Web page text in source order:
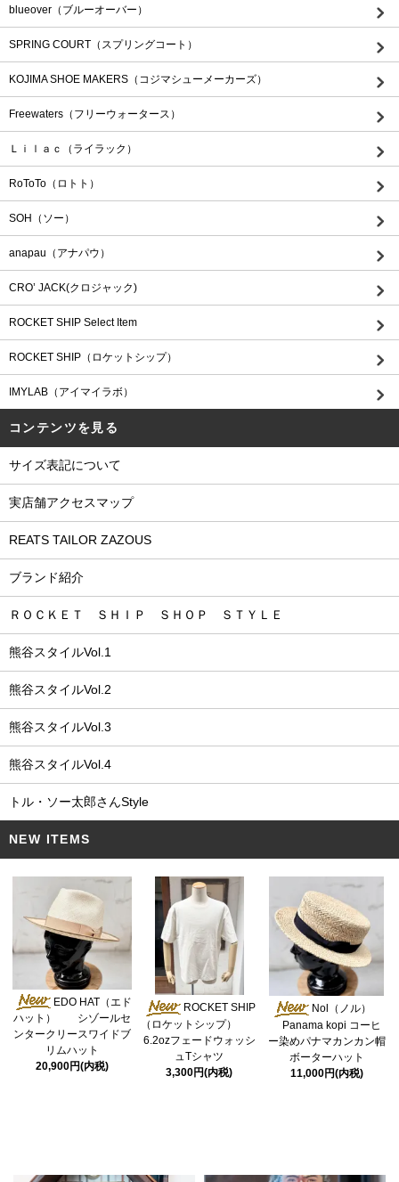
blueover（ブルーオーバー）
SPRING COURT（スプリングコート）
KOJIMA SHOE MAKERS（コジマシューメーカーズ）
Freewaters（フリーウォータース）
Ｌｉｌａｃ（ライラック）
RoToTo（ロトト）
SOH（ソー）
anapau（アナパウ）
CRO’ JACK(クロジャック)
ROCKET SHIP Select Item
ROCKET SHIP（ロケットシップ）
IMYLAB（アイマイラボ）
コンテンツを見る
サイズ表記について
実店舗アクセスマップ
REATS TAILOR ZAZOUS
ブランド紹介
ＲＯＣＫＥＴ ＳＨＩＰ ＳＨＯＰ ＳＴＹＬＥ
熊谷スタイルVol.1
熊谷スタイルVol.2
熊谷スタイルVol.3
熊谷スタイルVol.4
トル・ソー太郎さんStyle
NEW ITEMS
EDO HAT（エド
ハット） シゾールセ
ンタークリースワイドブ
リムハット
20,900円(内税)
ROCKET SHIP
（ロケットシップ）
6.2ozフェードウォッシ
ュTシャツ
3,300円(内税)
Nol（ノル）
Panama kopi コーヒ
ー染めパナマカンカン帽
ボーターハット
11,000円(内税)